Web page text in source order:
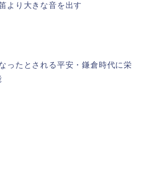
より大きな音を出す
ったとされる平安・鎌倉時代に栄